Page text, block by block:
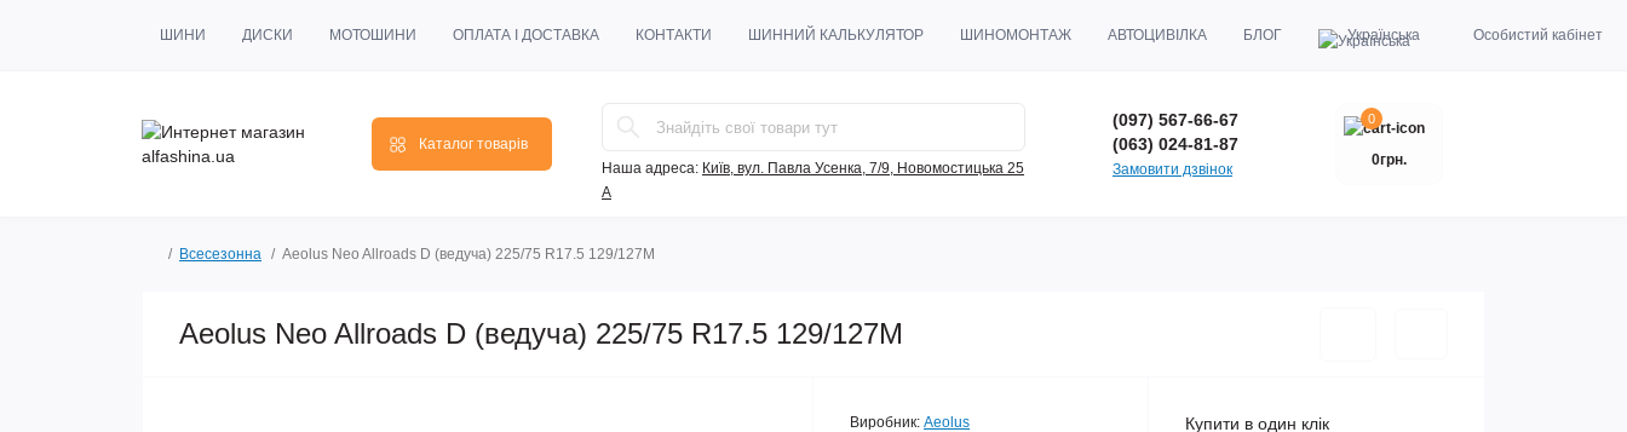
ШИНИ ДИСКИ МОТОШИНИ ОПЛАТА І ДОСТАВКА КОНТАКТИ ШИННИЙ КАЛЬКУЛЯТОР ШИНОМОНТАЖ АВТОЦИВІЛКА БЛОГ Українська Особистий кабінет
Каталог товарів
Наша адреса: Київ, вул. Павла Усенка, 7/9, Новомостицька 25
А
(097) 567-66-67
(063) 024-81-87
Замовити дзвінок
0
0грн.
Всесезонна Aeolus Neo Allroads D (ведуча) 225/75 R17.5 129/127M
Aeolus Neo Allroads D (ведуча) 225/75 R17.5 129/127M
Виробник: Aeolus Купити в один клік